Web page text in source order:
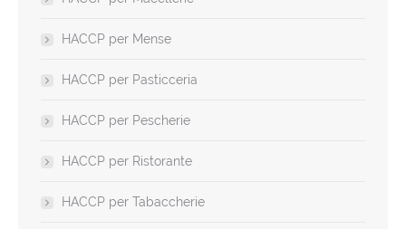
HACCP per Mense
HACCP per Pasticceria
HACCP per Pescherie
HACCP per Ristorante
HACCP per Tabaccherie